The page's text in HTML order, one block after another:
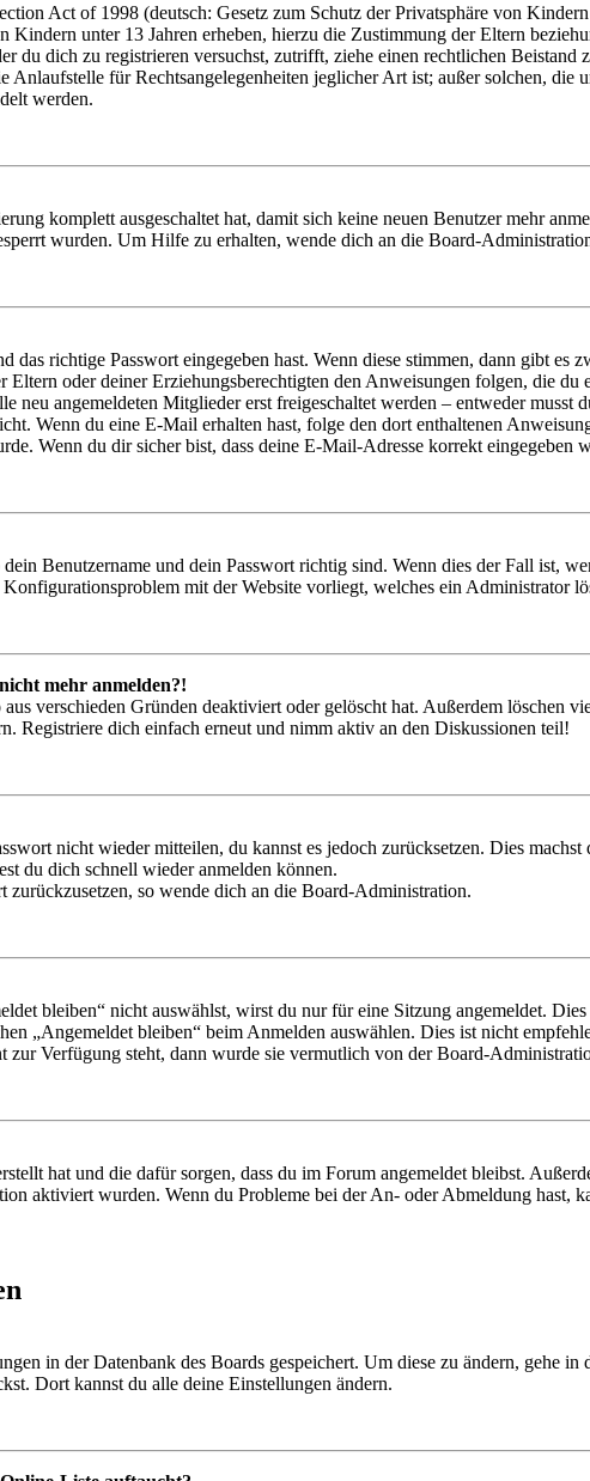
Act of 1998 (deutsch: Gesetz zum Schutz der Privatsphäre von
Kindern unter 13 Jahren erheben, hierzu die Zustimmung der Eltern
du dich zu registrieren versuchst, zutrifft, ziehe einen rechtlichen
Anlaufstelle für Rechtsangelegenheiten jeglicher Art ist; außer solchen,
werden.
komplett ausgeschaltet hat, damit sich keine neuen Benutzer mehr
wurden. Um Hilfe zu erhalten, wende dich an die Board-
das richtige Passwort eingegeben hast. Wenn diese stimmen, dann gibt es
Eltern oder deiner Erziehungsberechtigten den Anweisungen folgen, die
neu angemeldeten Mitglieder erst freigeschaltet werden – entweder musst
Wenn du eine E-Mail erhalten hast, folge den dort enthaltenen
Wenn du dir sicher bist, dass deine E-Mail-Adresse korrekt eingegeben
Benutzername und dein Passwort richtig sind. Wenn dies der Fall ist,
mit der Website vorliegt, welches ein Administrator
mehr anmelden?!
verschieden Gründen deaktiviert oder gelöscht hat. Außerdem löschen
Registriere dich einfach erneut und nimm aktiv an den Diskussionen teil!
nicht wieder mitteilen, du kannst es jedoch zurücksetzen. Dies
du dich schnell wieder anmelden können.
zurückzusetzen, so wende dich an die Board-Administration.
bleiben“ nicht auswählst, wirst du nur für eine Sitzung angemeldet.
„Angemeldet bleiben“ beim Anmelden auswählen. Dies ist nicht
Verfügung steht, dann wurde sie vermutlich von der Board-
hat und die dafür sorgen, dass du im Forum angemeldet bleibst.
aktiviert wurden. Wenn du Probleme bei der An- oder Abmeldung hast,
in der Datenbank des Boards gespeichert. Um diese zu ändern, gehe
Dort kannst du alle deine Einstellungen ändern.